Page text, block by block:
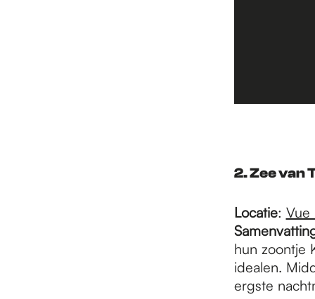
2. Zee van
Locatie: Vue
hun zoontje
idealen.
ergste